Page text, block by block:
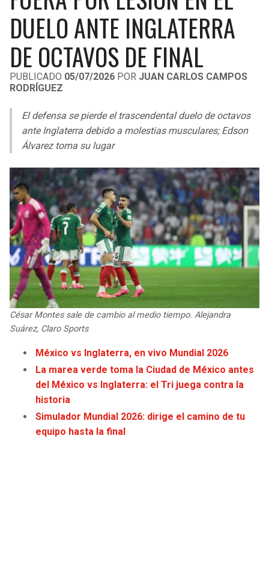
LIGA DE EXPANSIÓN MX
LEAGUES CUP
UEFA EUROPA LEAGUE
UEFA CONFERENCE LEAGUE
MLS
COPA LIBERTADORES
COPA SUDAMERICANA
LIGA BETPLAY
OTRAS LIGAS
RAIDERS
CHARGERS
RAVENS
STEELERS
TEXANS
COLTS
JAGUARS
TITANS
GIANTS
EAGLES
COMMANDERS
CAVALIERS
PISTONS
PACERS
HORNETS
HEAT
MAGIC
WIZARDS
WARRIORS
LAKERS
SUNS
KINGS
DUELO ANTE INGLATERRA
DE OCTAVOS DE FINAL
PUBLICADO 05/07/2026 POR JUAN CARLOS CAMPOS
RODRÍGUEZ
El defensa se pierde el trascendental duelo de octavos
ante Inglaterra debido a molestias musculares; Edson
Álvarez toma su lugar
César Montes sale de cambio al medio tiempo. Alejandra
Suárez, Claro Sports
México vs Inglaterra, en vivo Mundial 2026
La marea verde toma la Ciudad de México antes
del México vs Inglaterra: el Tri juega contra la
historia
Simulador Mundial 2026: dirige el camino de tu
equipo hasta la final